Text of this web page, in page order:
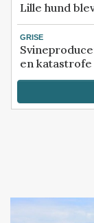
Lille hund
GRISE
en katastrofe